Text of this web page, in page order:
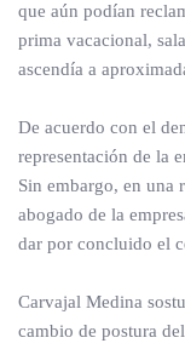
que aún podían
prima vacacional,
ascendía a
De acuerdo con el
representación de la
Sin embargo, en una
abogado de la
dar por concluido el
Carvajal Medina
cambio de postura